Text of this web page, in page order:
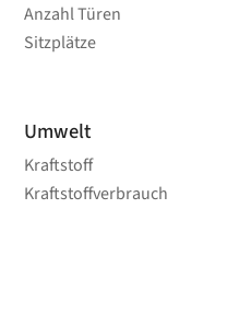
Anzahl Türen
Sitzplätze
Umwelt
Kraftstoff
Kraftstoffverbrauch